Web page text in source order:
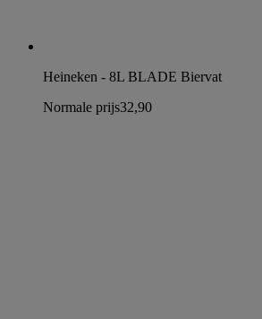
Heineken - 8L BLADE Biervat
Normale prijs32,90